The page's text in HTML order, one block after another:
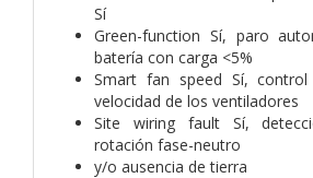
Sí
Green-function Sí, paro
batería con carga <5%
Smart fan speed Sí,
velocidad de los ventiladores
Site wiring fault Sí,
rotación fase-neutro
y/o ausencia de tierra